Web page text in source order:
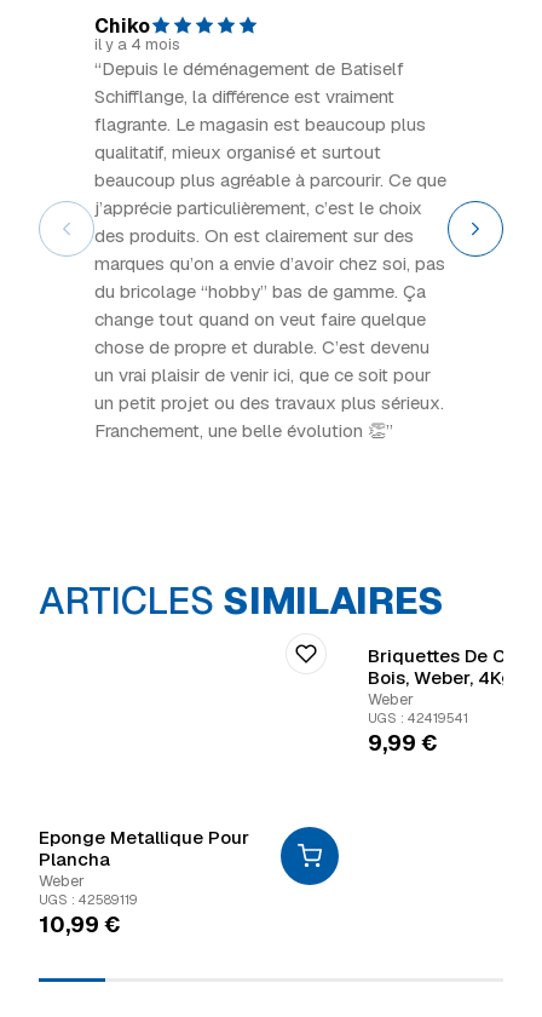
Chiko
il y a 4 mois
“Depuis le déménagement de Batiself
Schifflange, la différence est vraiment
flagrante. Le magasin est beaucoup plus
qualitatif, mieux organisé et surtout
beaucoup plus agréable à parcourir. Ce que
j’apprécie particulièrement, c’est le choix
des produits. On est clairement sur des
marques qu’on a envie d’avoir chez soi, pas
du bricolage “hobby” bas de gamme. Ça
change tout quand on veut faire quelque
chose de propre et durable. C’est devenu
un vrai plaisir de venir ici, que ce soit pour
un petit projet ou des travaux plus sérieux.
Franchement, une belle évolution 👏”
ARTICLES SIMILAIRES
Eponge Metallique Pour
Plancha
Weber
UGS : 42589119
10,99 €
Briquettes De
Bois, Weber, 4Kg
Weber
UGS : 42419541
9,99 €